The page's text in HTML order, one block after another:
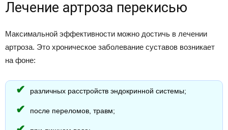
Лечение артроза перекисью
Максимальной эффективности можно достичь в лечении
артроза. Это хроническое заболевание суставов возникает
на фоне:
различных расстройств эндокринной системы;
после переломов, травм;